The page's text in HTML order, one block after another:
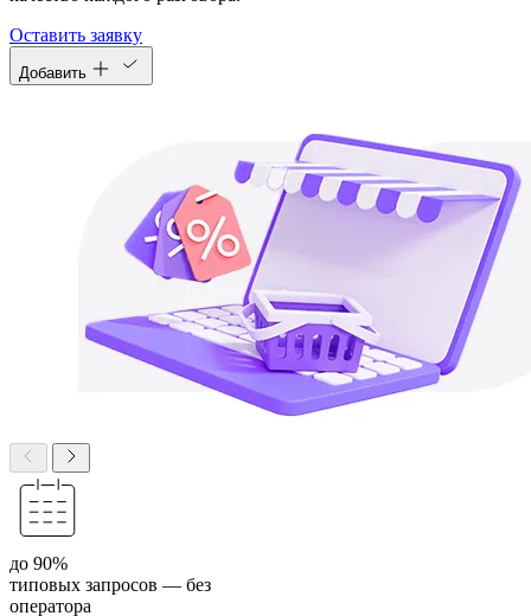
Оставить заявку
Добавить
до 90%
типовых запросов — без
оператора